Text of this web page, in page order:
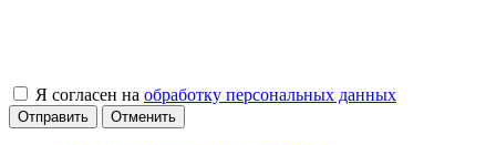
Я согласен на обработку персональных данных
Отправить Отменить